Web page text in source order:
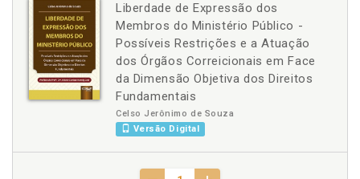
Liberdade de Expressão dos
Membros do Ministério Público -
Possíveis Restrições e a Atuação
dos Órgãos Correicionais em Face
da Dimensão Objetiva dos Direitos
Fundamentais
Celso Jerônimo de Souza
Versão Digital